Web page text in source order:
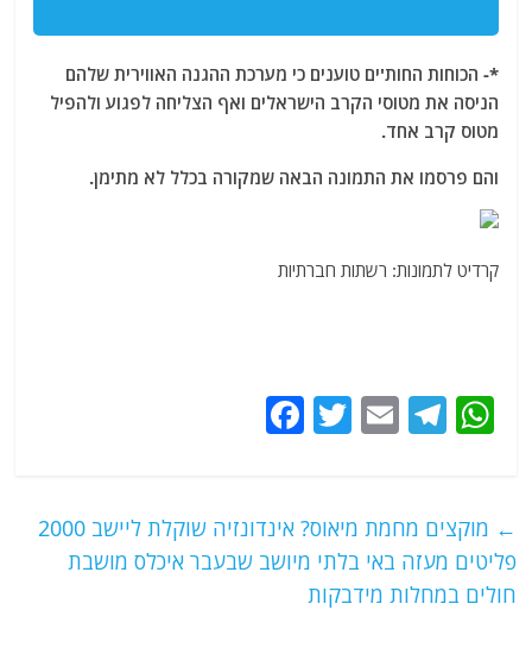
*- הכוחות החות'ים טוענים כי מערכת ההגנה האווירית שלהם
הניסה את מטוסי הקרב הישראלים ואף הצליחה לפגוע ולהפיל
מטוס קרב אחד.
והם פרסמו את התמונה הבאה שמקורה בכלל לא מתימן.
קרדיט לתמונות: רשתות חברתיות
W
s
A
p
T
g
ra
m
E
l
T
er
e
b
←
מוקצים מחמת מיאוס? אינדונזיה שוקלת ליישב 2000
פליטים מעזה באי בלתי מיושב שבעבר איכלס מושבת
חולים במחלות מידבקות